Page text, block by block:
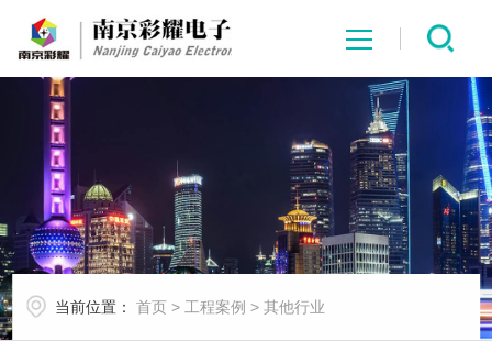
产品展示
新闻中心
当前位置： 首页 > 工程案例 >其他行业